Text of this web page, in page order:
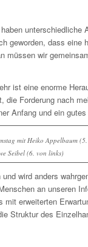
unterschiedliche
geworden, dass eine
müssen wir
ist eine enorme
die Forderung nach
Anfang und ein gutes
mit Heiko Appelbaum
Seibel (6. von links)
wird anders
an unseren
erweiterten
Struktur des